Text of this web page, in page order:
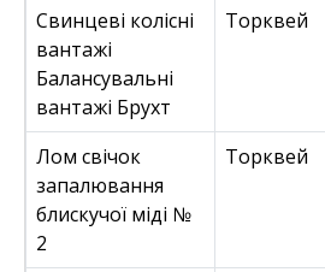
Свинцеві колісні
вантажі
Балансувальні
вантажі Брухт
Торквей
Лом свічок
запалювання
блискучої міді №
2
Торквей